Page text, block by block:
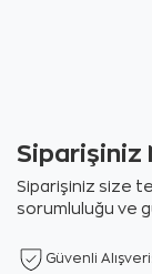
Siparişiniz
Siparişiniz size
sorumluluğu ve
Güvenli